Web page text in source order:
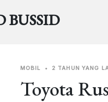
BUSSID
MOBIL • 2 TAHUN YANG
Toyota